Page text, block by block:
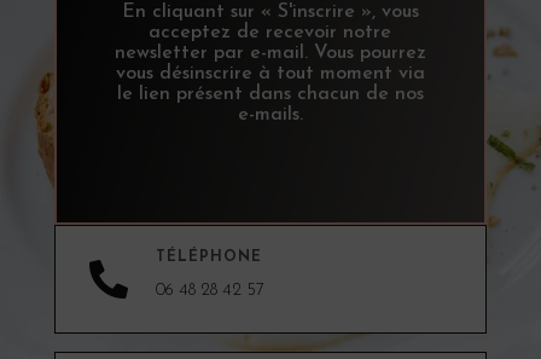
En cliquant sur « S'inscrire », vous
acceptez de recevoir notre
newsletter par e-mail. Vous pourrez
vous désinscrire à tout moment via
le lien présent dans chacun de nos
e-mails.

TÉLÉPHONE
06 48 28 42 57